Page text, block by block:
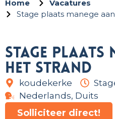
Home
Vacatures
Stage plaats manege
Stage plaats
het strand
koudekerke
Nederlands, Duits
Solliciteer direct!